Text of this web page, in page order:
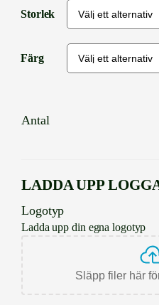
Storlek
Färg
Antal
LADDA UPP
Logotyp
Ladda upp din egna logotyp
Släpp filer här